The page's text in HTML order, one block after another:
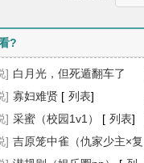
?
] 白月光，但死遁翻车了
[ 列表]
] 寡妇难贤 [ 列表]
] 采蜜（校园1v1） [ 列表]
] 吉原笼中雀（仇家少主×复